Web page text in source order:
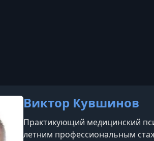
Виктор Кувшинов
Практикующий медицинский
летним профессиональным